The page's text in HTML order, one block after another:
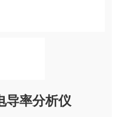
导率分析仪